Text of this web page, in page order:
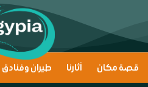
قصة مكان آثارنا طيران وفنادق